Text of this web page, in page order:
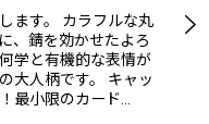
ます。 カラフルな丸
、錆を効かせたよろ
学と有機的な表情が
大人柄です。 キャッ
最小限のカード…